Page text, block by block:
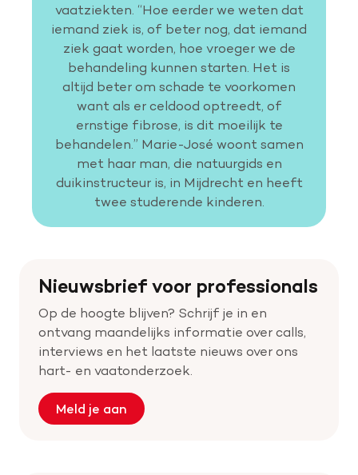
vaatziekten. “Hoe eerder we weten dat
iemand ziek is, of beter nog, dat iemand
ziek gaat worden, hoe vroeger we de
behandeling kunnen starten. Het is
altijd beter om schade te voorkomen
want als er celdood optreedt, of
ernstige fibrose, is dit moeilijk te
behandelen.” Marie-José woont samen
met haar man, die natuurgids en
duikinstructeur is, in Mijdrecht en heeft
twee studerende kinderen.
Nieuwsbrief voor professionals
Op de hoogte blijven? Schrijf je in en
ontvang maandelijks informatie over calls,
interviews en het laatste nieuws over ons
hart- en vaatonderzoek.
Meld je aan